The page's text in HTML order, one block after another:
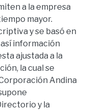
a la empresa
mayor.
y se basó en
información
ajustada a la
la cual se
Andina
y la